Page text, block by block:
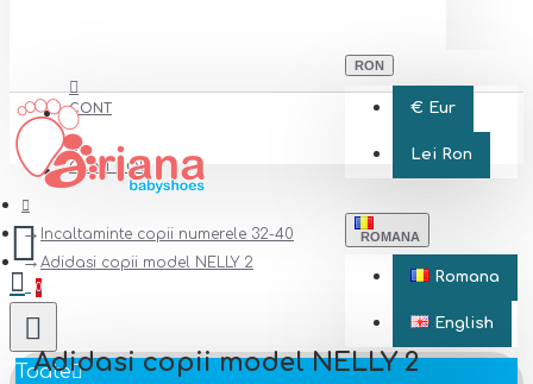
CONT
CONT NOU
RON
€ Eur
Lei Ron
ROMANA
Romana
English
0
Toate
Incaltaminte copii numerele 32-40
Adidasi copii model NELLY 2
Adidasi copii model NELLY 2